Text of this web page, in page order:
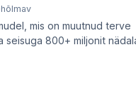
mis on muutnud terve
seisuga 800+ miljonit